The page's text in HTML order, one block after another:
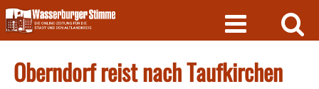
Skip
to
content
Oberndorf reist nach Taufkirchen